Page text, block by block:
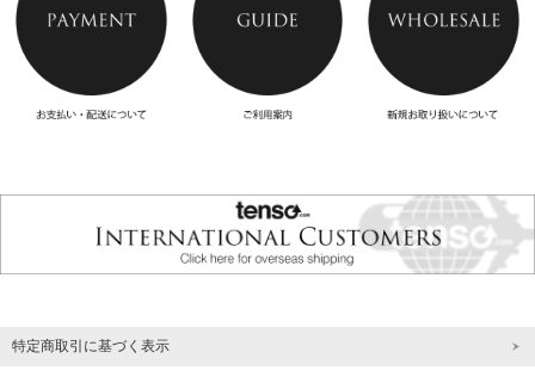
特定商取引に基づく表示